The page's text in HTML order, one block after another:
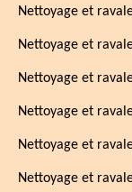
Nettoyage et
Nettoyage et
Nettoyage et
Nettoyage et
Nettoyage et
Nettoyage et